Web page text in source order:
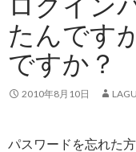
たんです
ですか？
2010年8月10日
パスワードを忘れた